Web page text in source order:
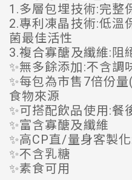
1.多層包埋技術:完整
2.專利凍晶技術:低溫
菌最佳活性
3.複合寡醣及纖維:阻
✨無多餘添加:不含調
✨每包為市售7倍份
食物來源
✨可搭配飲品使用:餐
✨富含寡醣及纖維
✨高CP直/量身客製
✨不含乳糖
✨素食可用